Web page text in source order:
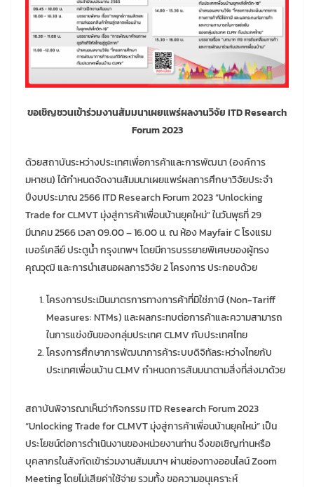
ขอเชิญชวนเข้าร่วมงานสัมมนาเผยแพร่ผลงานวิจัย ITD Research
Forum 2023
ด้วยสถาบันระหว่างประเทศเพื่อการค้าและการพัฒนา (องค์การ
มหาชน) ได้กำหนดจัดงานสัมมนาเผยแพร่ผลการศึกษาวิจัยประจำ
ปีงบประมาณ 2566 ITD Research Forum 2023 “Unlocking
Trade for CLMVT มุ่งสู่การค้าเพื่อนบ้านยุคใหม่” ในวันพุธที่ 29
มีนาคม 2566 เวลา 09.00 – 16.00 น. ณ ห้อง Mayfair C โรงแรม
เบอร์เคลีย์ ประตูน้ำ กรุงเทพฯ โดยมีการบรรยายพิเศษของผู้ทรง
คุณวุฒิ และการนำเสนอผลการวิจัย 2 โครงการ ประกอบด้วย
โครงการประเมินมาตรการทางการค้าที่มิใช่ภาษี (Non-Tariff
Measures: NTMs) และผลกระทบต่อการค้าและความสามารถ
ในการแข่งขันของกลุ่มประเทศ CLMV กับประเทศไทย
โครงการศึกษาการพัฒนาการค้าระบบดิจิทัลระหว่างไทยกับ
ประเทศเพื่อนบ้าน CLMV กำหนดการสัมมนาตามสิ่งที่ส่งมาด้วย
สถาบันพิจารณาเห็นว่ากิจกรรม ITD Research Forum 2023
“Unlocking Trade for CLMVT มุ่งสู่การค้าเพื่อนบ้านยุคใหม่” เป็น
ประโยชน์ต่อการดำเนินงานของหน่วยงานท่าน จึงขอเชิญท่านหรือ
บุคลากรในสังกัดเข้าร่วมงานสัมมนาฯ ผ่านช่องทางออนไลน์ Zoom
Meeting โดยไม่เสียค่าใช้จ่าย รวมทั้ง ขอความอนุเคราะห์